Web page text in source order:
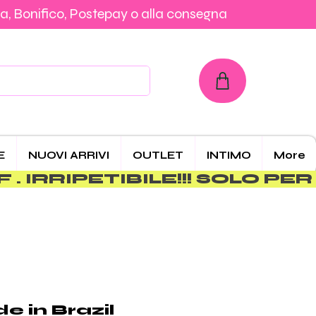
Carta, PayPal, Klarna, Bonifico, Postepay o alla consegna
Bonifico, Postepay o alla consegna
NUOVI ARRIVI OUTLET INTIMO More
in Brazil